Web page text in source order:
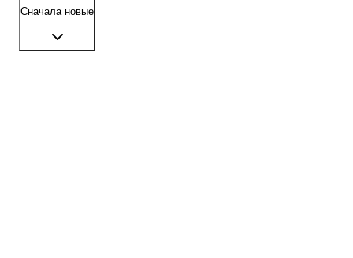
Сначала новые